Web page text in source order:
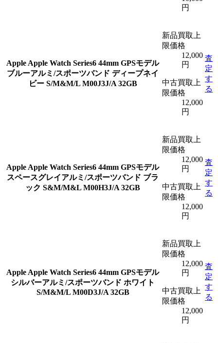
円
Apple Apple Watch Series6 44mm GPSモデル
ブルーアルミ/スポーツバンド ディープネイ
ビー S/M&M/L M00J3J/A 32GB
新品買取上
限価格
12,000
円
中古買取上
限価格
12,000
円
査
定
す
る
Apple Apple Watch Series6 44mm GPSモデル
スペースグレイアルミ/スポーツバンド ブラ
ック S&M/M&L M00H3J/A 32GB
新品買取上
限価格
12,000
円
中古買取上
限価格
12,000
円
査
定
す
る
Apple Apple Watch Series6 44mm GPSモデル
シルバーアルミ/スポーツバンド ホワイト
S/M&M/L M00D3J/A 32GB
新品買取上
限価格
12,000
円
中古買取上
限価格
12,000
円
査
定
す
る